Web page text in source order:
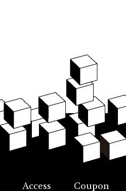
Access Coupon